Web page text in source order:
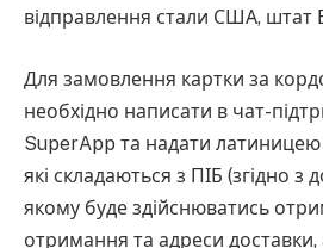
відправлення стали США, штат
Для замовлення картки за
необхідно написати в чат-
SuperApp та надати латиницею
які складаються з ПІБ (згідно з
якому буде здійснюватись
отримання та адреси доставки,